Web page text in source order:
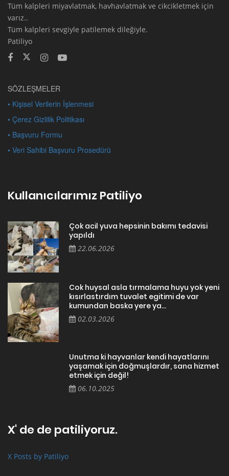
Tüm kalpleri miyavlatmak, havhavlatmak ve cikcikletmek için
varız..
Tüm kalpleri sevgiyle patilemek dileğiyle.
Patiliyo
SÖZLEŞMELER
• Kişisel Verilerin İşlenmesi
• Çerez Gizlilik Politikası
• Başvuru Formu
• Veri Sahibi Başvuru Prosedürü
Kullanıcılarımız Patiliyo
Çok acil yuva hepsinin bakımı tedavisi
yapıldı
22.06.2026
Cok huysal asla tırmalama huyu yok yeni
kısırlastırdım tuvalet egitimi de var
kumundan baska yere ya...
02.03.2026
Unutma ki hayvanlar kendi hayatlarını
yaşamak için doğmuşlardır, sana hizmet
etmek için değil!
06.10.2025
X' de de patiliyoruz.
X Posts by Patiliyo